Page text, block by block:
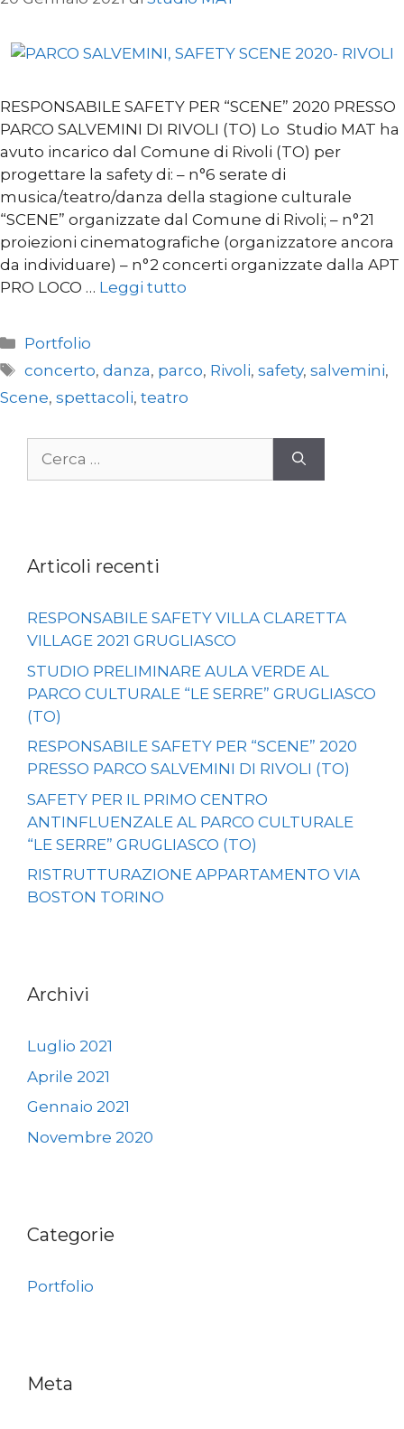
RESPONSABILE SAFETY PER “SCENE” 2020 PRESSO
PARCO SALVEMINI DI RIVOLI (TO) Lo Studio MAT ha
avuto incarico dal Comune di Rivoli (TO) per
progettare la safety di: – n°6 serate di
musica/teatro/danza della stagione culturale
“SCENE” organizzate dal Comune di Rivoli; – n°21
proiezioni cinematografiche (organizzatore ancora
da individuare) – n°2 concerti organizzate dalla APT
PRO LOCO … Leggi tutto
Categorie
Portfolio
Tag
concerto,danza, parco, Rivoli,safety,salvemini,
Scene, spettacoli, teatro
Articoli recenti
RESPONSABILE SAFETY VILLA CLARETTA
VILLAGE 2021 GRUGLIASCO
STUDIO PRELIMINARE AULA VERDE AL
PARCO CULTURALE “LE SERRE” GRUGLIASCO
(TO)
RESPONSABILE SAFETY PER “SCENE” 2020
PRESSO PARCO SALVEMINI DI RIVOLI (TO)
SAFETY PER IL PRIMO CENTRO
ANTINFLUENZALE AL PARCO CULTURALE
“LE SERRE” GRUGLIASCO (TO)
RISTRUTTURAZIONE APPARTAMENTO VIA
BOSTON TORINO
Archivi
Luglio 2021
Aprile 2021
Gennaio 2021
Novembre 2020
Categorie
Portfolio
Meta